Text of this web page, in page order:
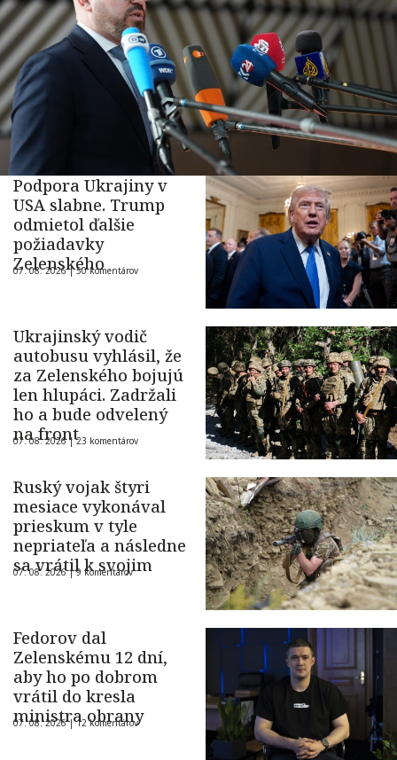
Podpora Ukrajiny v
USA slabne. Trump
odmietol ďalšie
požiadavky
Zelenského
07. 08. 2026 |50 komentárov
Ukrajinský vodič
autobusu vyhlásil, že
za Zelenského bojujú
len hlupáci. Zadržali
ho a bude odvelený
na front
07. 08. 2026 |23 komentárov
Ruský vojak štyri
mesiace vykonával
prieskum v tyle
nepriateľa a následne
sa vrátil k svojim
07. 08. 2026 |9 komentárov
Fedorov dal
Zelenskému 12 dní,
aby ho po dobrom
vrátil do kresla
ministra obrany
07. 08. 2026 |12 komentárov